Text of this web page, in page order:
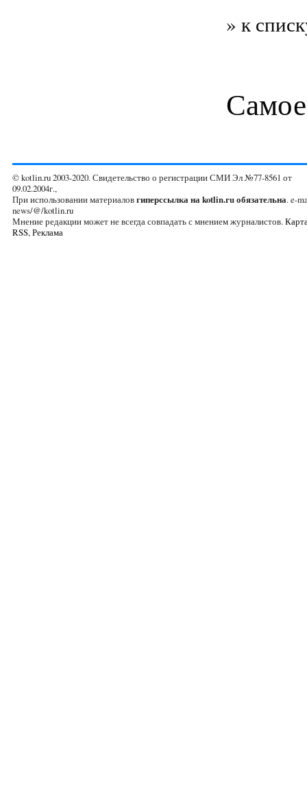
» к
© kotlin.ru 2003-2020. Свидетельство о регистрации СМИ Эл №77-8561 от
09.02.2004г.,
При использовании материаловгиперссылка на kotlin.ru обязательна. e-
news/@/kotlin.ru
Мнение редакции может не всегда совпадать с мнением журналистов.
RSS,Реклама